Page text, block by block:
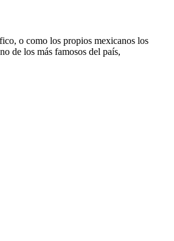
o como los propios mexicanos los
de los más famosos del país,